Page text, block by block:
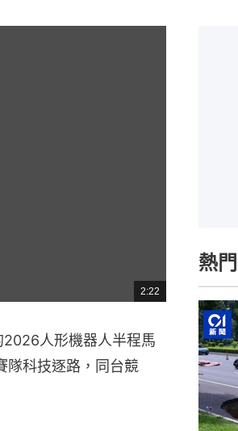
總
共
2:22
人形機器人半程馬
隊科技逐路，同台競
熱